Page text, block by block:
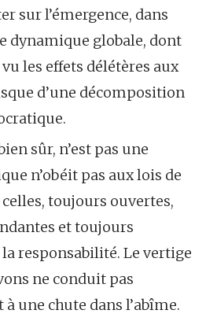
sur l’émergence, dans
dynamique globale, dont
les effets délétères aux
d’une décomposition
sûr, n’est pas une
n’obéit pas aux lois de
toujours ouvertes,
et toujours
la responsabilité. Le vertige
ne conduit pas
une chute dans l’abîme.